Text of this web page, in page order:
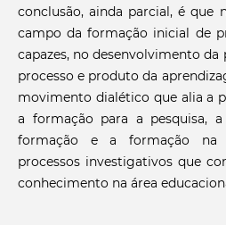
conclusão, ainda parcial, é que
campo da formação inicial de
capazes, no desenvolvimento
processo e produto da
movimento dialético que alia a
a formação para a pesquisa,
formação e a formação na
processos investigativos que
conhecimento na área